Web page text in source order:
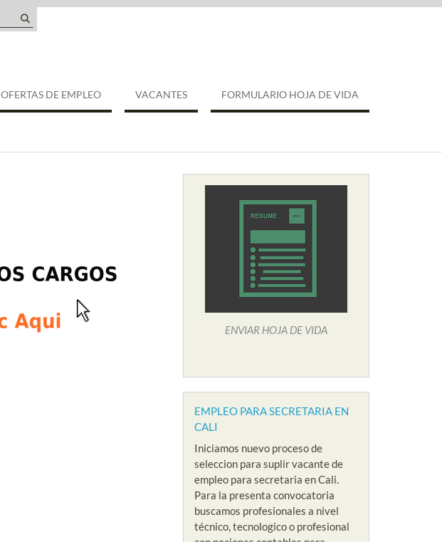
OFERTAS DE EMPLEO VACANTES FORMULARIO HOJA DE VIDA
ENVIAR HOJA DE VIDA
EMPLEO PARA SECRETARIA EN
CALI
Iniciamos nuevo proceso de
seleccion para suplir vacante de
empleo para secretaria en Cali.
Para la presenta convocatoria
buscamos profesionales a nivel
técnico, tecnologico o profesional